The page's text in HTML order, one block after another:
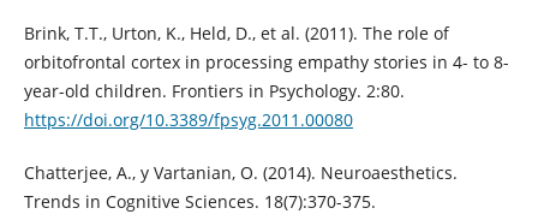
Brink, T.T., Urton, K., Held, D., et al. (2011). The role of
orbitofrontal cortex in processing empathy stories in 4- to 8-
year-old children. Frontiers in Psychology. 2:80.
https://doi.org/10.3389/fpsyg.2011.00080
Chatterjee, A., y Vartanian, O. (2014). Neuroaesthetics.
Trends in Cognitive Sciences. 18(7):370-375.